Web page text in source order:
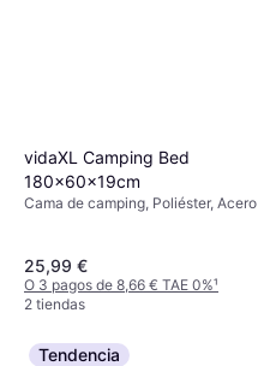
vidaXL Camping Bed
180x60x19cm
Cama de camping, Poliéster, Acero
25,99 €
O 3 pagos de 8,66 € TAE 0%¹
2 tiendas
Tendencia